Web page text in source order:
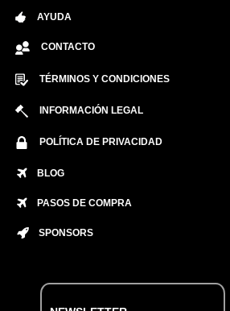
AYUDA
CONTACTO
TÉRMINOS Y CONDICIONES
INFORMACIÓN LEGAL
POLÍTICA DE PRIVACIDAD
BLOG
PASOS DE COMPRA
SPONSORS